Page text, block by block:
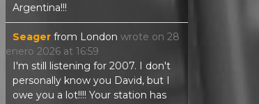
Argentina!!!
Seager from London wrote on 28
enero 2026 at 16:59
I'm still listening for 2007. I don't
personally know you David, but I
owe you a lot!!!! Your station has